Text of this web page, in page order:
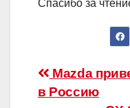
Спасибо за
Mazda
в Россию